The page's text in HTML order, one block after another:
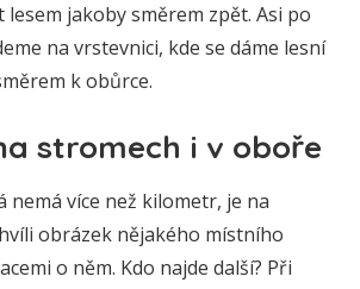
jakoby směrem zpět. Asi po
na vrstevnici, kde se dáme lesní
k obůrce.
stromech i v oboře
nemá více než kilometr, je na
obrázek nějakého místního
o něm. Kdo najde další? Při